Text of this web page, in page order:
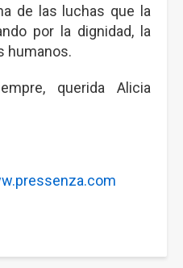
de las luchas que la
por la dignidad, la
humanos.
querida Alicia